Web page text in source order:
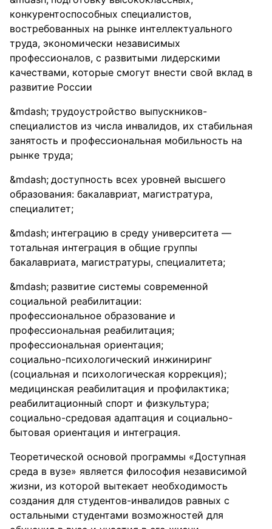
конкурентоспособных специалистов,
востребованных на рынке интеллектуального
труда, экономически независимых
профессионалов, с развитыми лидерскими
качествами, которые смогут внести свой вклад в
развитие России
трудоустройство выпускников-
специалистов из числа инвалидов, их стабильная
занятость и профессиональная мобильность на
рынке труда;
доступность всех уровней высшего
образования: бакалавриат, магистратура,
специалитет;
интеграцию в среду университета —
тотальная интеграция в общие группы
бакалавриата, магистратуры, специалитета;
развитие системы современной
социальной реабилитации:
профессиональное образование и
профессиональная реабилитация;
профессиональная ориентация;
социально-психологический инжиниринг
(социальная и психологическая коррекция);
медицинская реабилитация и профилактика;
реабилитационный спорт и физкультура;
социально-средовая адаптация и социально-
бытовая ориентация и интеграция.
Теоретической основой программы «Доступная
среда в вузе» является философия независимой
жизни, из которой вытекает необходимость
создания для студентов-инвалидов равных с
остальными студентами возможностей для